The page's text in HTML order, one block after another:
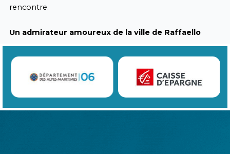
rencontre.
Un admirateur amoureux de la ville de Raffaello